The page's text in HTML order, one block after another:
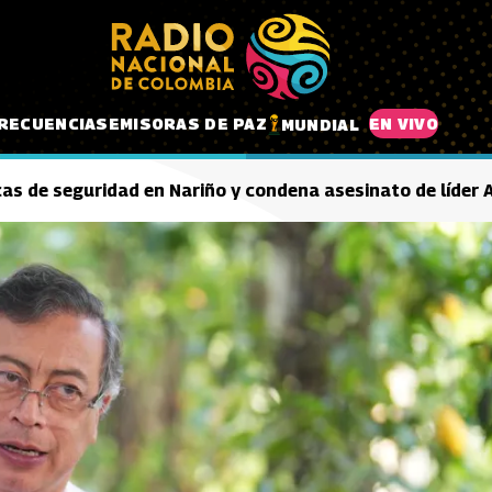
EMISORAS DE PAZ MUNDIAL EN VIVO
de seguridad en Nariño y condena asesinato de líder